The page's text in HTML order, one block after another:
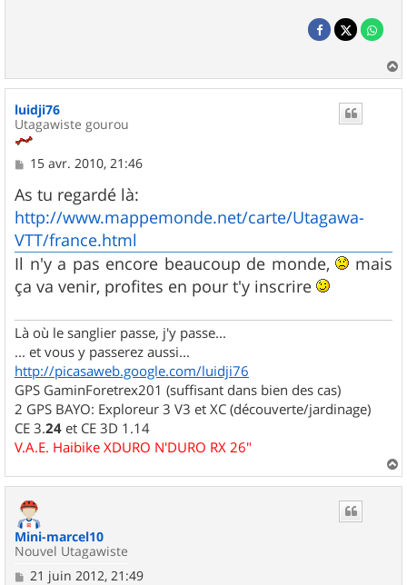
a
luidji76
Utagawiste gourou
M
s
s
a
g
e
15 avr. 2010, 21:46
As tu regardé là:
http://www.mappemonde.net/carte/Utagawa-
VTT/france.html
Il n'y a pas encore beaucoup de monde,
mais
ça va venir, profites en pour t'y inscrire
Là où le sanglier passe, j'y passe...
... et vous y passerez aussi...
http://picasaweb.google.com/luidji76
GPS GaminForetrex201 (suffisant dans bien des cas)
2 GPS BAYO: Exploreur 3 V3 et XC (découverte/jardinage)
CE 3.24 et CE 3D 1.14
V.A.E. Haibike XDURO N'DURO RX 26"
a
Mini-marcel10
Nouvel Utagawiste
M
21 juin 2012, 21:49